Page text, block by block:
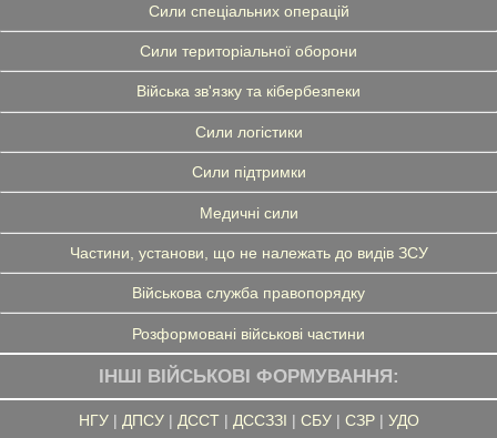
Сили спеціальних операцій
Сили територіальної оборони
Війська зв'язку та кібербезпеки
Сили логістики
Сили підтримки
Медичні сили
Частини, установи, що не належать до видів ЗСУ
Військова служба правопорядку
Розформовані військові частини
ІНШІ ВІЙСЬКОВІ ФОРМУВАННЯ:
НГУ| ДПСУ| ДССТ| ДССЗЗІ | СБУ| СЗР| УДО